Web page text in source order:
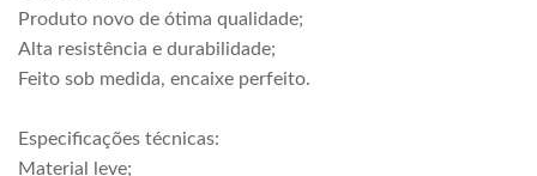
Produto novo de ótima qualidade;
Alta resistência e durabilidade;
Feito sob medida, encaixe perfeito.
Especificações técnicas:
Material leve;